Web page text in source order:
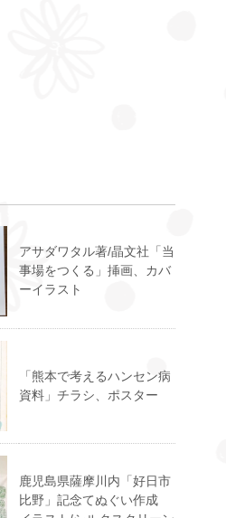
アサダワタル著/晶文社「当
事場をつくる」挿画、カバ
ーイラスト
「熊本で考えるハンセン病
資料」チラシ、ポスター
鹿児島県薩摩川内「好日市
比野」記念てぬぐい作成